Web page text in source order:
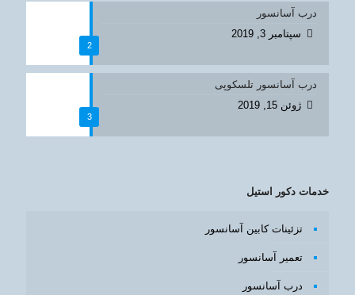
2
درب آسانسور
سپتامبر 3, 2019
3
درب آسانسور تلسکوپی
ژوئن 15, 2019
خدمات دکور استیل
تزئینات کابین آسانسور
تعمیر آسانسور
درب آسانسور